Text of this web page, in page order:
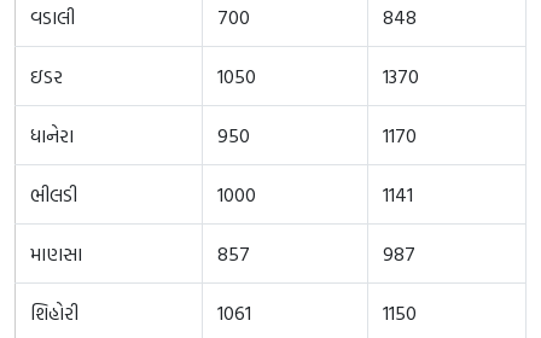
વડાલી 700 848
ઇડર 1050 1370
ધાનેરા 950 1170
ભીલડી 1000 1141
માણસા 857 987
શિહોરી 1061 1150